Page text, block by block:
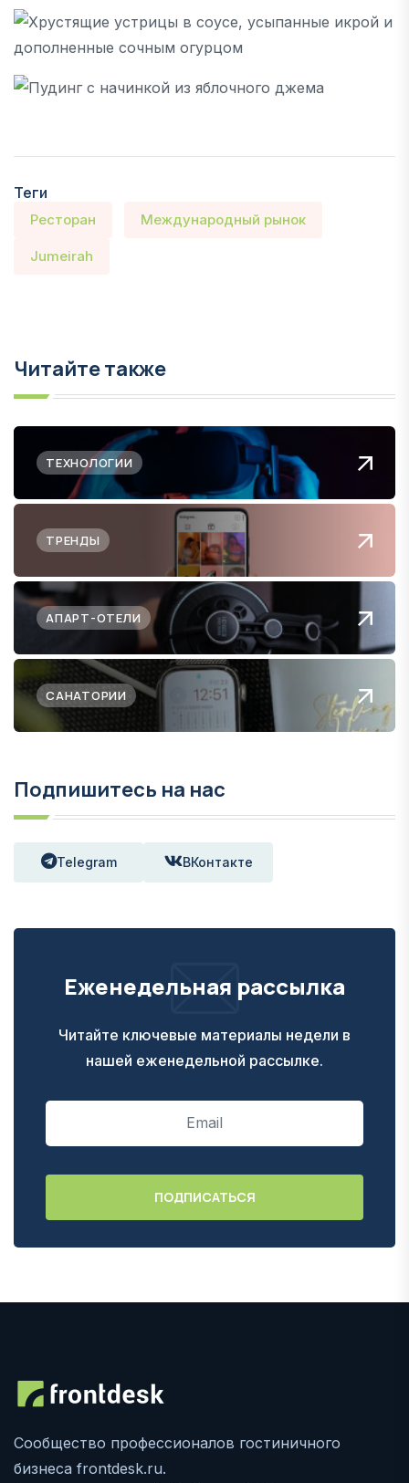
Теги
Ресторан Международный рынок
Jumeirah
Читайте также
ТЕХНОЛОГИИ
ТРЕНДЫ
АПАРТ-ОТЕЛИ
САНАТОРИИ
Подпишитесь на нас
Telegram ВКонтакте
Еженедельная рассылка
Читайте ключевые материалы недели в
нашей еженедельной рассылке.
Сообщество профессионалов гостиничного
бизнеса frontdesk.ru.